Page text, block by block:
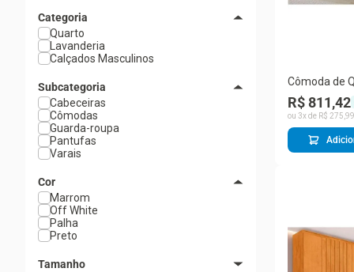
Categoria
Quarto
Lavanderia
Calçados Masculinos
Subcategoria
Cabeceiras
Cômodas
Guarda-roupa
Pantufas
Varais
Cor
Marrom
Off White
Palha
Preto
Tamanho
Cômoda de
Gavetas
Cava
R$ 811,42
ou 3x de R$ 275 99